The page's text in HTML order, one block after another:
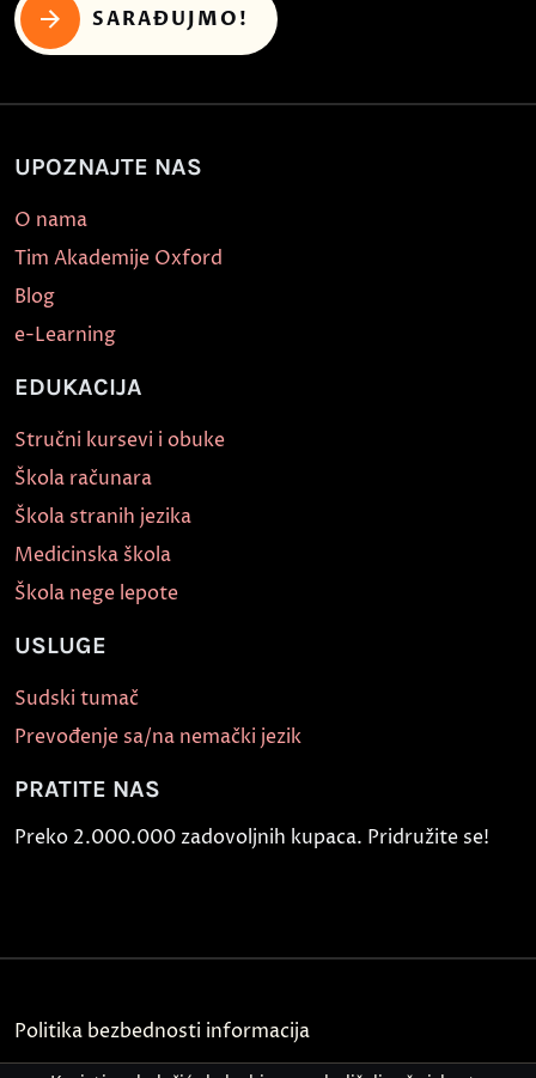
SARAĐUJMO!
UPOZNAJTE NAS
O nama
Tim Akademije Oxford
Blog
e-Learning
EDUKACIJA
Stručni kursevi i obuke
Škola računara
Škola stranih jezika
Medicinska škola
Škola nege lepote
USLUGE
Sudski tumač
Prevođenje sa/na nemački jezik
PRATITE NAS
Preko 2.000.000 zadovoljnih kupaca. Pridružite se!
Politika bezbednosti informacija